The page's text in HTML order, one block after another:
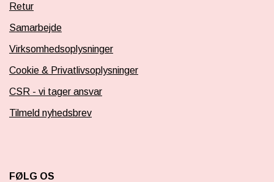
Retur
Samarbejde
Virksomhedsoplysninger
Cookie & Privatlivsoplysninger
CSR - vi tager ansvar
Tilmeld nyhedsbrev
FØLG OS